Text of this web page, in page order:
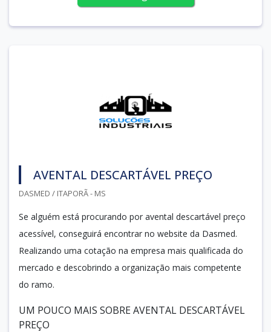
AVENTAL DESCARTÁVEL PREÇO
DASMED / ITAPORÃ - MS
Se alguém está procurando por avental descartável preço
acessível, conseguirá encontrar no website da Dasmed.
Realizando uma cotação na empresa mais qualificada do
mercado e descobrindo a organização mais competente
do ramo.
UM POUCO MAIS SOBRE AVENTAL DESCARTÁVEL
PREÇO